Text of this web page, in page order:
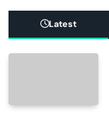
Latest